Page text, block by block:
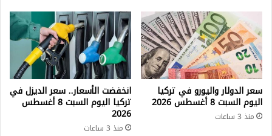
سعر الدولار واليورو في تركيا
اليوم السبت 8 أغسطس 2026
منذ 3 ساعات
انخفضت الأسعار.. سعر الديزل في
تركيا اليوم السبت 8 أغسطس
2026
منذ 3 ساعات